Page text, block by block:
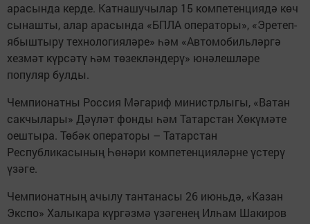
арасында керде. Катнашучылар 15 компетенциядә көч
сынашты, алар арасында «БПЛА операторы», «Эретеп-
ябыштыру технологияләре» һәм «Автомобильләргә
хезмәт күрсәтү һәм төзекләндерү» юнәлешләре
популяр булды.
Чемпионатны Россия Мәгариф министрлыгы, «Ватан
сакчылары» Дәүләт фонды һәм Татарстан Хөкүмәте
оештыра. Төбәк операторы – Татарстан
Республикасының Һөнәри компетенцияләрне үстерү
үзәге.
Чемпионатның ачылу тантанасы 26 июньдә, «Казан
Экспо» Халыкара күргәзмә үзәгенең Илһам Шакиров